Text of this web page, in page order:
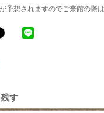
予想されますのでご来館の際
す